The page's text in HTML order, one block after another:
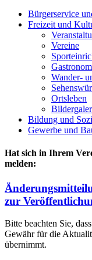
Bürgerservice
Freizeit und
Vereine
Wander-
Ortsleben
Bildung und
Gewerbe und
Hat sich in Ihrem
melden:
zur
Bitte beachten Sie,
Gewähr für die
übernimmt.